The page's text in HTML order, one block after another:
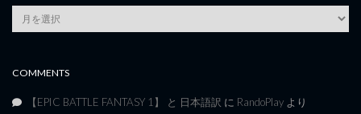
Article
Archives
COMMENTS
【EPIC BATTLE FANTASY 1】 と 日本語訳 に RandoPlay より